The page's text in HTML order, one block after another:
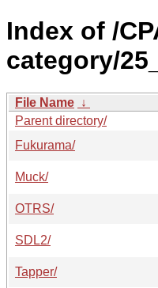
Index of /
category/
File Name ↓
Parent directory/
Fukurama/
Muck/
OTRS/
SDL2/
Tapper/